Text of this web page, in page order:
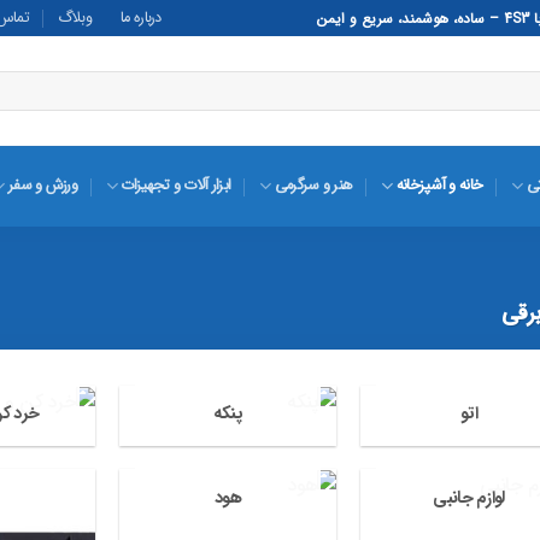
درباره ما وبلاگ
خانه و آشپزخانه هنر و سرگرمی ابزار آلات و تجهیزات ورزش و سفر
اتو پنکه خرد
لوازم جانبی هود